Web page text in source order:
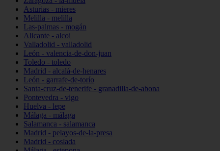
Asturias - mieres
Melilla - melilla
Las-palmas - mogán
Alicante - alcoi
Valladolid - valladolid
León - valencia-de-don-juan
Toledo - toledo
Madrid - alcalá-de-henares
León - garrafe-de-torío
Santa-cruz-de-tenerife - granadilla-de-abona
Pontevedra - vigo
Huelva - lepe
Málaga - málaga
Salamanca - salamanca
Madrid - pelayos-de-la-presa
Madrid - coslada